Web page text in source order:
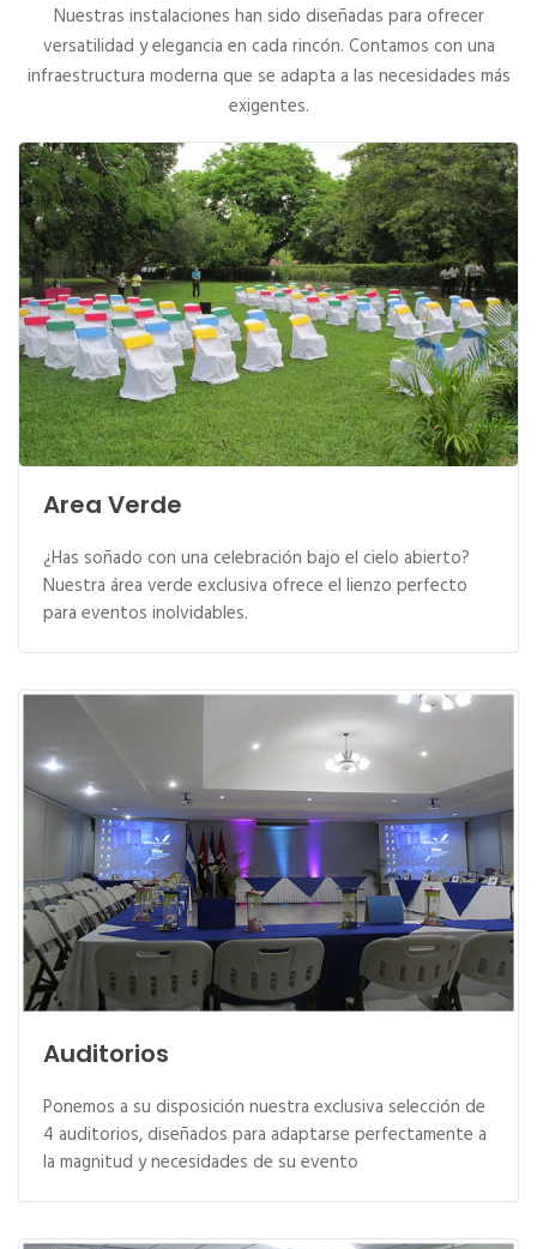
Nuestras instalaciones han sido diseñadas para ofrecer
versatilidad y elegancia en cada rincón. Contamos con una
infraestructura moderna que se adapta a las necesidades más
exigentes.
Area Verde
¿Has soñado con una celebración bajo el cielo abierto?
Nuestra área verde exclusiva ofrece el lienzo perfecto
para eventos inolvidables.
Auditorios
Ponemos a su disposición nuestra exclusiva selección de
4 auditorios, diseñados para adaptarse perfectamente a
la magnitud y necesidades de su evento